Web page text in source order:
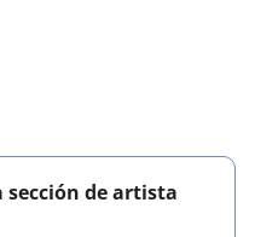
sección de artista